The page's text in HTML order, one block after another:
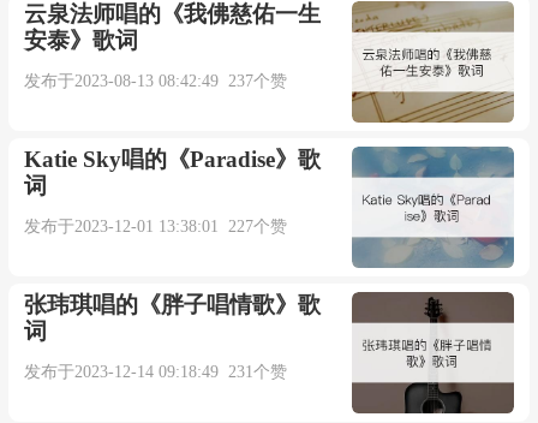
云泉法师唱的《我佛慈佑一生
安泰》歌词
发布于2023-08-13 08:42:49 237个赞
Katie Sky唱的《Paradise》歌
词
发布于2023-12-01 13:38:01 227个赞
张玮琪唱的《胖子唱情歌》歌
词
发布于2023-12-14 09:18:49 231个赞